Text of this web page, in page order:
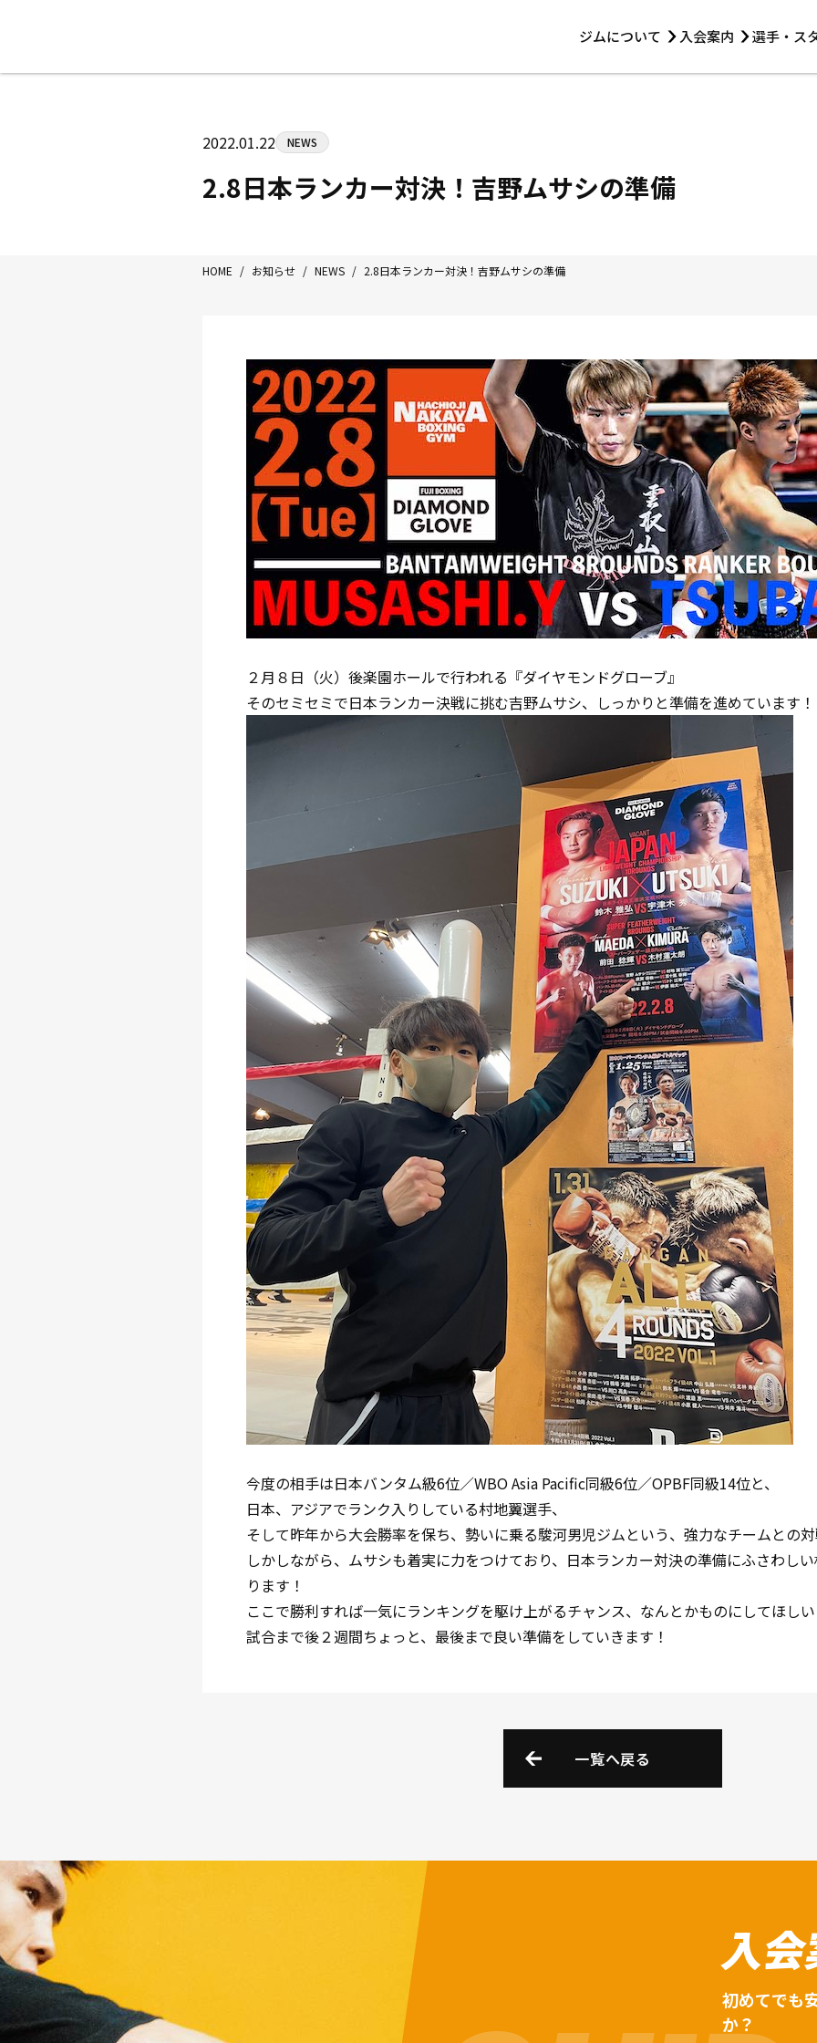
ジムについて 入会案内 選手・ス
Tel/Fax：042-622-7222
選手・スタッフ
2022.01.22 NEWS
2.8日本ランカー対決！吉野ムサシの準備
HOME / お知らせ / NEWS / 2.8日本ランカー対決！吉野ムサシの準備
２月８日（火）後楽園ホールで行われる『ダイヤモンドグローブ』
そのセミセミで日本ランカー決戦に挑む吉野ムサシ、しっかりと準備を進めています！
今度の相手は日本バンタム級6位／WBO Asia Pacific同級6位／OPBF同級14位と、
日本、アジアでランク入りしている村地翼選手、
そして昨年から大会勝率を保ち、勢いに乗る駿河男児ジムという、強力なチームとの
しかしながら、ムサシも着実に力をつけており、日本ランカー対決の準備にふさわし
ります！
ここで勝利すれば一気にランキングを駆け上がるチャンス、なんとかものにしてほし
試合まで後２週間ちょっと、最後まで良い準備をしていきます！
一覧へ戻る
入
初めてでも
か？